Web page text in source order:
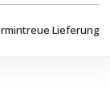
Lieferung